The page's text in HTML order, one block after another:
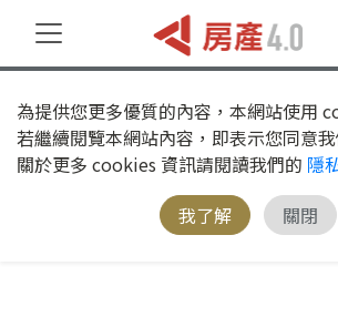
為提供您更多優質的內容，本網站使用
若繼續閱覽本網站內容，即表示您同意
關於更多 cookies 資訊請閱讀我們的 隱
我了解
關閉